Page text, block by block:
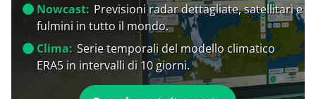
Nowcast: Previsioni radar dettagliate, satellitari e
fulmini in tutto il mondo.
Clima: Serie temporali del modello climatico
ERA5 in intervalli di 10 giorni.